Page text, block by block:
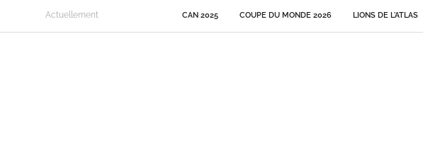
de la CAF
Actuellement CAN 2025 COUPE DU MONDE 2026 LIONS DE L'ATLAS